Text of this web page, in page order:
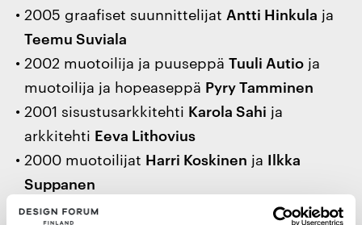
2005 graafiset suunnittelijat Antti Hinkula ja
Teemu Suviala
2002 muotoilija ja puuseppä Tuuli Autio ja
muotoilija ja hopeaseppä Pyry Tamminen
2001 sisustusarkkitehti Karola Sahi ja
arkkitehti Eeva Lithovius
2000 muotoilijat Harri Koskinen ja Ilkka
Suppanen